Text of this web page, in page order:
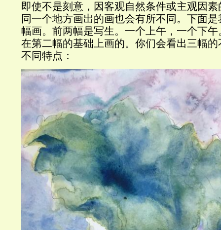
即使不是刻意，因客观自然条件或主观因
同一个地方画出的画也会有所不同。下面
幅画。前两幅是写生。一个上午，一个下
在第二幅的基础上画的。你们会看出三幅
不同特点：